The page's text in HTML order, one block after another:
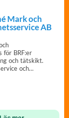
Mark och
AB
för BRF:er
och tätskikt.
och